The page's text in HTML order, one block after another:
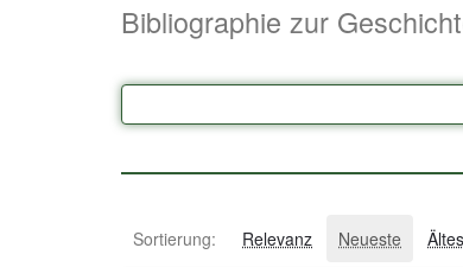
Bibliographie zur
Sortierung: Relevanz Neueste